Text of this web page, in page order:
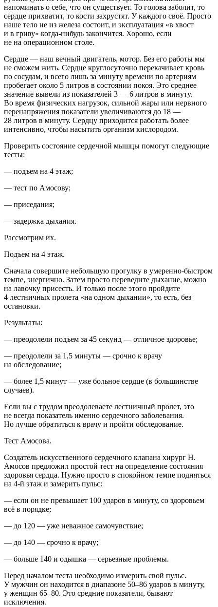
напоминать о себе, что он существует. То голова заболит, то
сердце прихватит, то кости захрустят. У каждого своё. Просто
наше тело не из железа состоит, и эксплуатация «в хвост
и в гриву» когда-нибудь закончится. Хорошо, если
не на операционном столе.
Сердце — наш вечный двигатель, мотор. Без его работы мы
не сможем жить. Сердце круглосуточно перекачивает кровь
по сосудам, и всего лишь за минуту времени по артериям
пробегает около 5 литров в состоянии покоя. Это среднее
значение вывели из показателей 3 — 6 литров в минуту.
Во время физических нагрузок, сильной жары или нервного
перенапряжения показатели увеличиваются до 18 —
28 литров в минуту. Сердцу приходится работать более
интенсивно, чтобы насытить организм кислородом.
Проверить состояние сердечной мышцы помогут следующие
тесты:
— подъем на 4 этаж;
— тест по Амосову;
— приседания;
— задержка дыхания.
Рассмотрим их.
Подъем на 4 этаж.
Сначала совершите небольшую прогулку в умеренно-быстром
темпе, энергично. Затем просто переведите дыхание, можно
на лавочку присесть. И только после этого пройдите
4 лестничных пролета «на одном дыхании», то есть, без
остановки.
Результаты:
— преодолели подъем за 45 секунд — отличное здоровье;
— преодолели за 1,5 минуты — срочно к врачу
на обследование;
— более 1,5 минут — уже больное сердце (в большинстве
случаев).
Если вы с трудом преодолеваете лестничный пролет, это
не всегда показатель именно сердечного заболевания.
Но лучше обратиться к врачу и пройти обследование.
Тест Амосова.
Создатель искусственного сердечного клапана хирург Н.
Амосов предложил простой тест на определение состояния
здоровья сердца. Нужно просто в спокойном темпе подняться
на 4-й этаж и замерить пульс:
— если он не превышает 100 ударов в минуту, со здоровьем
всё в порядке;
— до 120 — уже неважное самочувствие;
— до 140 — срочно к врачу;
— больше 140 и одышка — серьезные проблемы.
Перед началом теста необходимо измерить свой пульс.
У мужчин он находится в диапазоне 50–86 ударов в минуту,
у женщин 65–80. Это средние показатели, бывают
исключения.